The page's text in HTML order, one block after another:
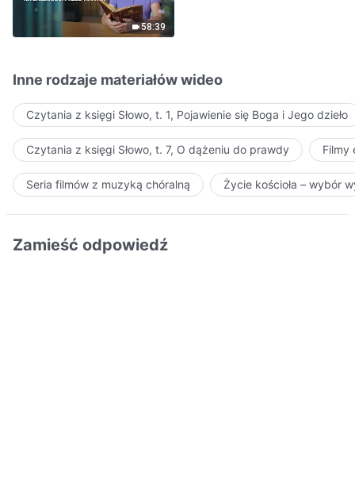
58:39
Inne rodzaje materiałów wideo
Czytania z księgi Słowo, t. 1, Pojawienie się Boga i Jego dzieło
Czytania z księgi Słowo, t. 7, O dążeniu do prawdy Filmy
Seria filmów z muzyką chóralną Życie kościoła – wybór
Zamieść odpowiedź